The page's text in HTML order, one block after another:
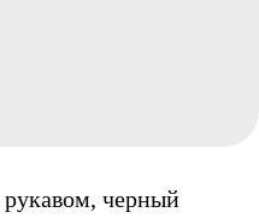
черный